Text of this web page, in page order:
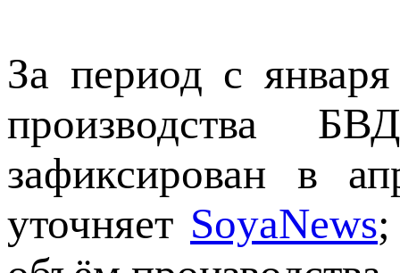
За период с
производства
зафиксирован в
уточняет SoyaNews